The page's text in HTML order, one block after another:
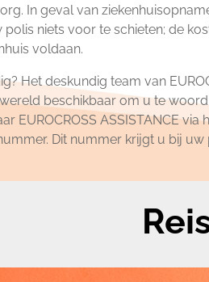
In geval van
niets voor te schieten; de
voldaan.
Het deskundig team van
beschikbaar om u te
EUROCROSS ASSISTANCE via
Dit nummer krijgt u bij uw